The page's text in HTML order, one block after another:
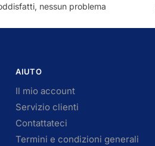
nessun problema
AIUTO
Il mio account
Servizio clienti
Contattateci
Termini e condizioni generali